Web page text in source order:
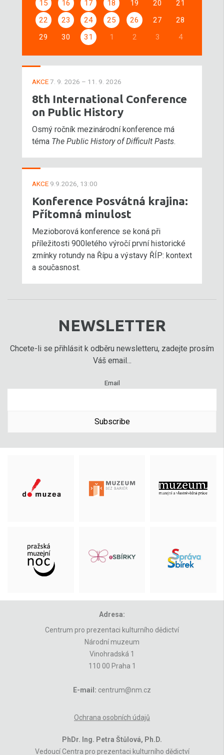
15
16 17 18 19 20
21
22
23 24 25 26 27
28
29
30 31 1 2 3 4
AKCE7. 9. 2026 – 11. 9. 2026
8th International Conference
on Public History
Osmý ročník mezinárodní konference má
téma The Public History of Difficult Pasts.
AKCE 9.9.2026, 13:00
Konference Posvátná krajina:
Přítomná minulost
Mezioborová konference se koná při
příležitosti 900letého výročí první historické
zmínky rotundy na Řípu a výstavy ŘÍP: kontext
a současnost.
NEWSLETTER
Chcete-li se přihlásit k odběru newsletteru, zadejte prosím
Váš email...
Email
Subscribe
Adresa:
Centrum pro prezentaci kulturního dědictví
Národní muzeum
Vinohradská 1
110 00 Praha 1
E-mail: centrum@nm.cz
Ochrana osobních údajů
PhDr. Ing. Petra Štůlová, Ph.D.
Vedoucí Centra pro prezentaci kulturního dědictví